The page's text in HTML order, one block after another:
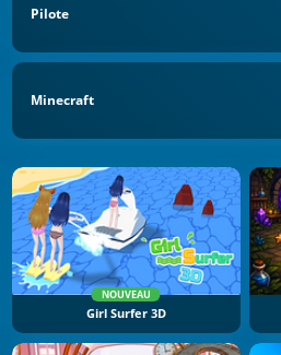
Pilote
Minecraft
NOUVEAU
Girl Surfer 3D